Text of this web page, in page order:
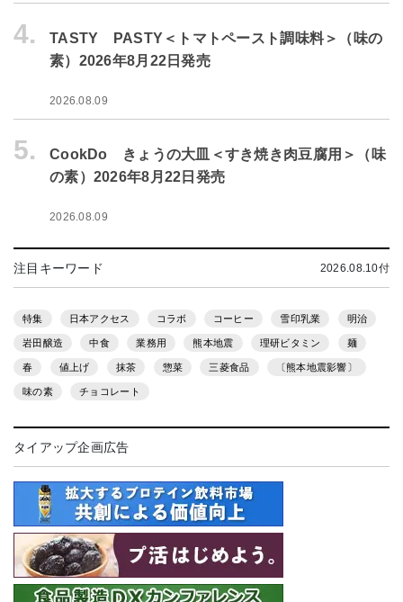
4.
TASTY PASTY＜トマトペースト調味料＞（味の
素）2026年8月22日発売
2026.08.09
5.
CookDo きょうの大皿＜すき焼き肉豆腐用＞（味
の素）2026年8月22日発売
2026.08.09
注目キーワード 2026.08.10付
特集 日本アクセス コラボ コーヒー 雪印乳業 明治
岩田醸造 中食 業務用 熊本地震 理研ビタミン 麺
春 値上げ 抹茶 惣菜 三菱食品 〔熊本地震影響〕
味の素 チョコレート
タイアップ企画広告